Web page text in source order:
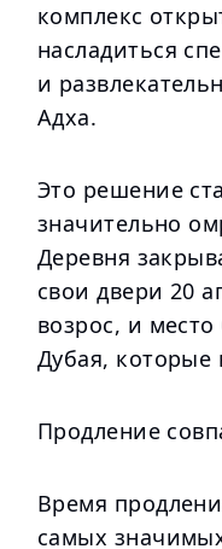
комплекс
насладиться
и
Адха.
Это решение
значительно
Деревня
свои двери 20
возрос, и
Дубая,
Продление
Время
самых